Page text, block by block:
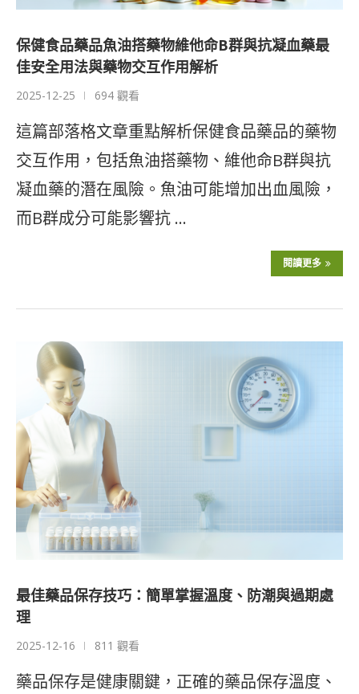
保健食品藥品魚油搭藥物維他命B群與抗凝血藥最
佳安全用法與藥物交互作用解析
2025-12-25 694 觀看
這篇部落格文章重點解析保健食品藥品的藥物
交互作用，包括魚油搭藥物、維他命B群與抗
凝血藥的潛在風險。魚油可能增加出血風險，
而B群成分可能影響抗 …
閱讀更多
最佳藥品保存技巧：簡單掌握溫度、防潮與過期處
理
2025-12-16 811 觀看
藥品保存是健康關鍵，正確的藥品保存溫度、